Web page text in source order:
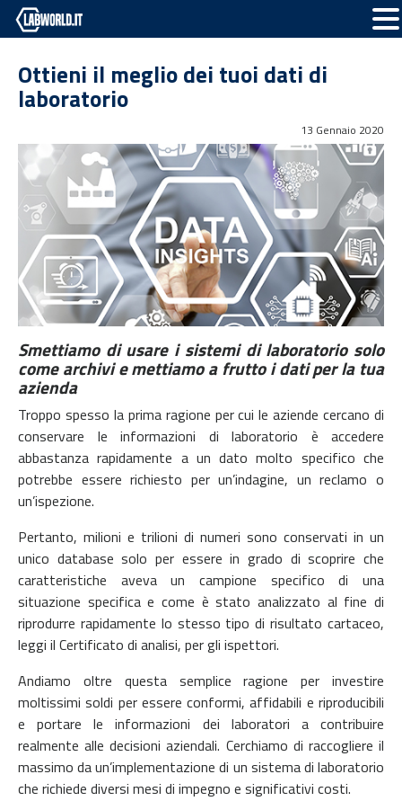
Ottieni il meglio dei tuoi dati di
laboratorio
13 Gennaio 2020
Smettiamo di usare i sistemi di laboratorio solo
come archivi e mettiamo a frutto i dati per la tua
azienda
Troppo spesso la prima ragione per cui le aziende cercano di
conservare le informazioni di laboratorio è accedere
abbastanza rapidamente a un dato molto specifico che
potrebbe essere richiesto per un’indagine, un reclamo o
un’ispezione.
Pertanto, milioni e trilioni di numeri sono conservati in un
unico database solo per essere in grado di scoprire che
caratteristiche aveva un campione specifico di una
situazione specifica e come è stato analizzato al fine di
riprodurre rapidamente lo stesso tipo di risultato cartaceo,
leggi il Certificato di analisi, per gli ispettori.
Andiamo oltre questa semplice ragione per investire
moltissimi soldi per essere conformi, affidabili e riproducibili
e portare le informazioni dei laboratori a contribuire
realmente alle decisioni aziendali. Cerchiamo di raccogliere il
massimo da un’implementazione di un sistema di laboratorio
che richiede diversi mesi di impegno e significativi costi.